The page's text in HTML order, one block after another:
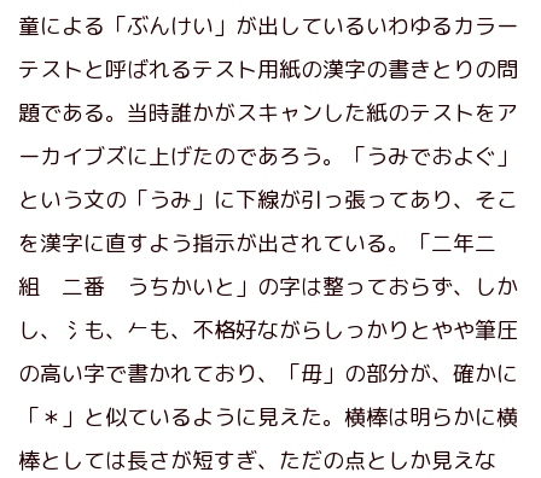
童による「ぶんけい」が出しているいわゆるカラー
テストと呼ばれるテスト用紙の漢字の書きとりの問
題である。当時誰かがスキャンした紙のテストをア
ーカイブズに上げたのであろう。「うみでおよぐ」
という文の「うみ」に下線が引っ張ってあり、そこ
を漢字に直すよう指示が出されている。「二年二
組 二番 うちかいと」の字は整っておらず、しか
し、氵も、𠂉も、不格好ながらしっかりとやや筆圧
の高い字で書かれており、「毋」の部分が、確かに
「＊」と似ているように見えた。横棒は明らかに横
棒としては長さが短すぎ、ただの点としか見えな